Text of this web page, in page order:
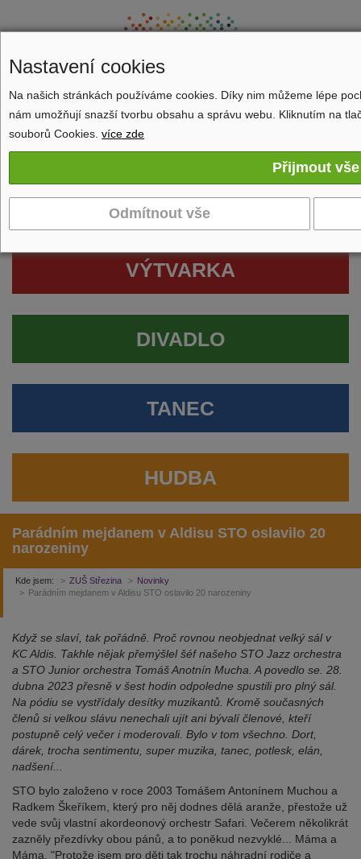
Zobrazit navigaci
VÝTVARKA
DIVADLO
TANEC
HUDBA
Parádním mejdanem v Aldisu STO oslavilo 20
narozeniny
Kde jsem: ZUŠ Střezina
Novinky
Parádním mejdanem v Aldisu STO oslavilo 20 narozeniny
Když se slaví, tak pořádně. Proč rovnou neobjednat velký sál v
KC Aldis. Takhle nějak přemýšlel šéf našeho STO Jazz orchestra
a STO Junior orchestra Tomáš Anotnín Mucha. A povedlo se. 28.
dubna 2023 přesně v šest hodin odpoledne spustili pro plný sál.
Na pódiu se vystřídaly desítky muzikantů. Kromě současných
členů si velkou slávu nenechali ujít ani bývalí členové, kteří
postupně celý večer i moderovali. Bylo v tom všechno. Dort,
dárek, trocha sentimentu, super muzika, tanec, potlesk, elán,
nadšení...
STO bylo založeno v roce 2003 Tomášem Antonínem Muchou a
Radkem Škeříkem, který pro něj dodnes dělá aranže, přestože už
vede svůj vlastní akordeonový orchestr Safari. Večerem několikrát
zazněly přezdívky obou pánů, a to poněkud nezvyklé... Máma a
Máma. "Protože jsem pro děti tak trochu náhradní rodiče a
Nastavení cookies
Na našich stránkách používáme cookies. Díky nim můžeme lépe
nám umožňují snazší tvorbu obsahu a správu webu. Kliknutím na
souborů Cookies. více zde